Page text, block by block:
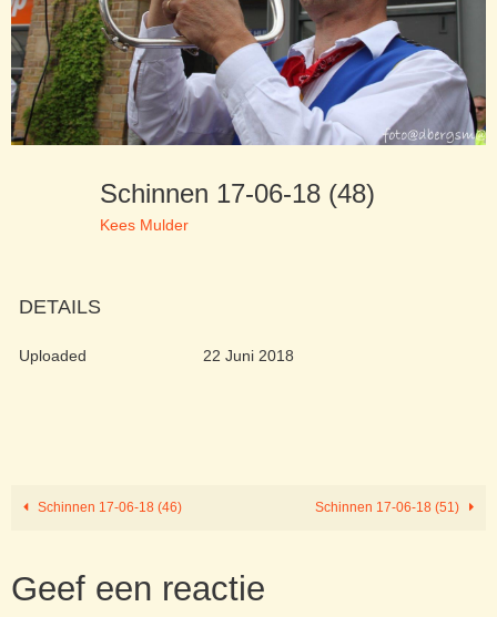
Schinnen 17-06-18 (48)
Kees Mulder
DETAILS
Uploaded 22 Juni 2018
Schinnen 17-06-18 (46) Schinnen 17-06-18 (51)
Geef een reactie